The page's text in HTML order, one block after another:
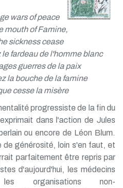
wars of peace
mouth of Famine,
sickness cease
fardeau de l'homme blanc
guerres de la paix
la bouche de la famine
cesse la misère
progressiste de la fin du
dans l'action de Jules
ou encore de Léon Blum.
de générosité, loin s'en faut, et
parfaitement être repris par
d'aujourd'hui, les médecins
organisations non-